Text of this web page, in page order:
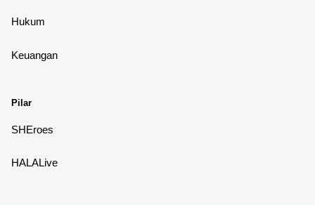
Hukum
Keuangan
Pilar
SHEroes
HALALive